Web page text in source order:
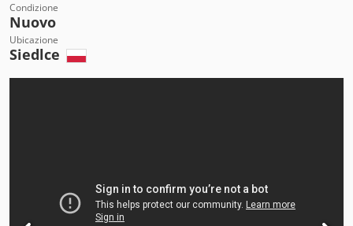
Condizione
Nuovo
Ubicazione
Siedlce